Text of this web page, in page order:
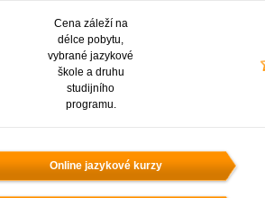
Cena záleží na
délce pobytu,
vybrané jazykové
škole a druhu
studijního
programu.
Online jazykové kurzy